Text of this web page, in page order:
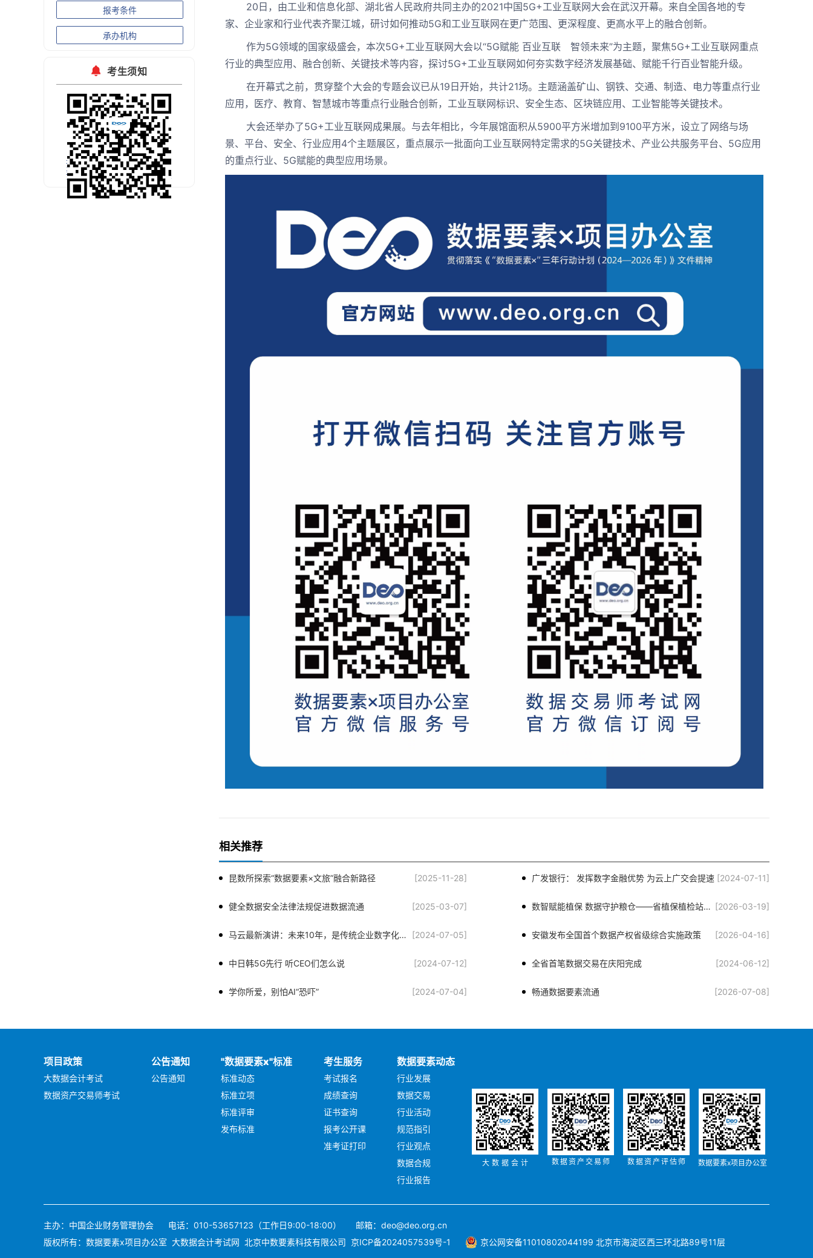
报考条件
承办机构
考生须知
扫码关注官方微信
预约考试公开课
20日，由工业和信息化部、湖北省人民政府共同主办的2021中国5G+工业互联网大会在武汉开幕。来自全国各地的专
家、企业家和行业代表齐聚江城，研讨如何推动5G和工业互联网在更广范围、更深程度、更高水平上的融合创新。
作为5G领域的国家级盛会，本次5G+工业互联网大会以“5G赋能 百业互联 智领未来”为主题，聚焦5G+工业互联网重点
行业的典型应用、融合创新、关键技术等内容，探讨5G+工业互联网如何夯实数字经济发展基础、赋能千行百业智能升级。
在开幕式之前，贯穿整个大会的专题会议已从19日开始，共计21场。主题涵盖矿山、钢铁、交通、制造、电力等重点行业
应用，医疗、教育、智慧城市等重点行业融合创新，工业互联网标识、安全生态、区块链应用、工业智能等关键技术。
大会还举办了5G+工业互联网成果展。与去年相比，今年展馆面积从5900平方米增加到9100平方米，设立了网络与场
景、平台、安全、行业应用4个主题展区，重点展示一批面向工业互联网特定需求的5G关键技术、产业公共服务平台、5G应用
的重点行业、5G赋能的典型应用场景。
相关推荐
昆数所探索“数据要素×文旅”融合新路径 [2025-11-28] 广发银行： 发挥数字金融优势 为云上广交会提速 [2024-07-11]
健全数据安全法律法规促进数据流通 [2025-03-07] 数智赋能植保 数据守护粮仓——省植保植检站赴兰州永新国信数据要素产业园开展主题党日活动 [2026-03-19]
马云最新演讲：未来10年，是传统企业数字化的最后10年 [2024-07-05] 安徽发布全国首个数据产权省级综合实施政策 [2026-04-16]
中日韩5G先行 听CEO们怎么说 [2024-07-12] 全省首笔数据交易在庆阳完成 [2024-06-12]
学你所爱，别怕AI“恐吓” [2024-07-04] 畅通数据要素流通 [2026-07-08]
项目政策
大数据会计考试
数据资产交易师考试
公告通知
公告通知
"数据要素x"标准
标准动态
标准立项
标准评审
发布标准
考生服务
考试报名
成绩查询
证书查询
报考公开课
准考证打印
数据要素动态
行业发展
数据交易
行业活动
规范指引
行业观点
数据合规
行业报告
大数据会计 数据资产交易师 数据资产评估师 数据要素x项目办公室
主办：中国企业财务管理协会 电话：010-53657123（工作日9:00-18:00） 邮箱：deo@deo.org.cn
版权所有：数据要素x项目办公室 大数据会计考试网 北京中数要素科技有限公司 京ICP备2024057539号-1 京公网安备11010802044199 北京市海淀区西三环北路89号11层